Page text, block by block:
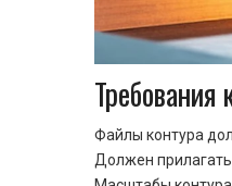
Файлы контура
Должен